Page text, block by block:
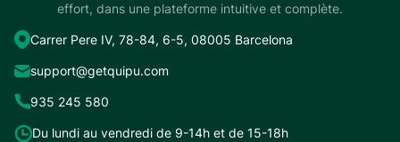
effort, dans une plateforme intuitive et complète.
Carrer Pere IV, 78-84, 6-5, 08005 Barcelona
support@getquipu.com
935 245 580
Du lundi au vendredi de 9-14h et de 15-18h